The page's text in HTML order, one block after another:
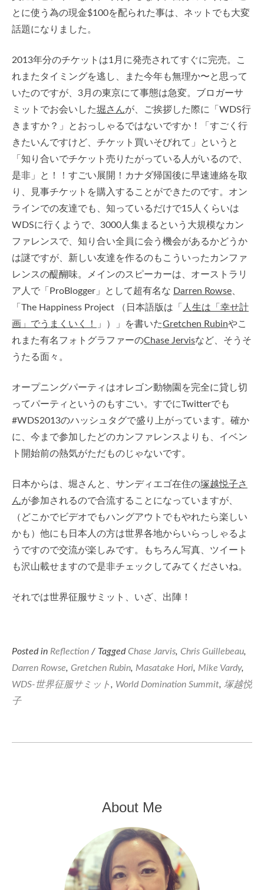
とに使う為の現金$100を配られた事は、ネットでも大変
話題になりました。
2013年分のチケットは1月に発売されてすぐに完売。こ
れまたタイミングを逃し、また今年も無理か〜と思って
いたのですが、3月の東京にて事態は急変。ブロガーサ
ミットでお会いした堀さんが、ご挨拶した際に「WDS行
きますか？」とおっしゃるではないですか！「すごく行
きたいんですけど、チケット買いそびれて」というと
「知り合いでチケット売りたがっている人がいるので、
是非」と！！すごい展開！カナダ帰国後に早速連絡を取
り、見事チケットを購入することができたのです。オン
ラインでの友達でも、知っているだけで15人くらいは
WDSに行くようで、3000人集まるという大規模なカン
ファレンスで、知り合い全員に会う機会があるかどうか
は謎ですが、新しい友達を作るのもこういったカンファ
レンスの醍醐味。メインのスピーカーは、オーストラリ
ア人で「ProBlogger」として超有名な Darren Rowse
「The Happiness Project （日本語版は「
人生は「幸せ計
画」でうまくいく！
」）」を書いたGretchen Rubinやこ
れまた有名フォトグラファーのChase Jervisなど、そうそ
うたる面々。
オープニングパーティはオレゴン動物園を完全に貸し切
ってパーティというのもすごい。すでにTwitterでも
#WDS2013のハッシュタグで盛り上がっています。確か
に、今まで参加したどのカンファレンスよりも、イベン
ト開始前の熱気がただものじゃないです。
日本からは、堀さんと、サンディエゴ在住の塚越悦子さ
んが参加されるので合流することになっていますが、
（どこかでビデオでもハングアウトでもやれたら楽しい
かも）他にも日本人の方は世界各地からいらっしゃるよ
うですので交流が楽しみです。もちろん写真、ツイート
も沢山載せますので是非チェックしてみてくださいね。
それでは世界征服サミット、いざ、出陣！
Posted in Reflection / TaggedChase Jarvis, Chris Guillebeau,
Darren Rowse, Gretchen Rubin, Masatake Hori, Mike Vardy,
WDS-世界征服サミット, World Domination Summit, 塚越悦
子
About Me